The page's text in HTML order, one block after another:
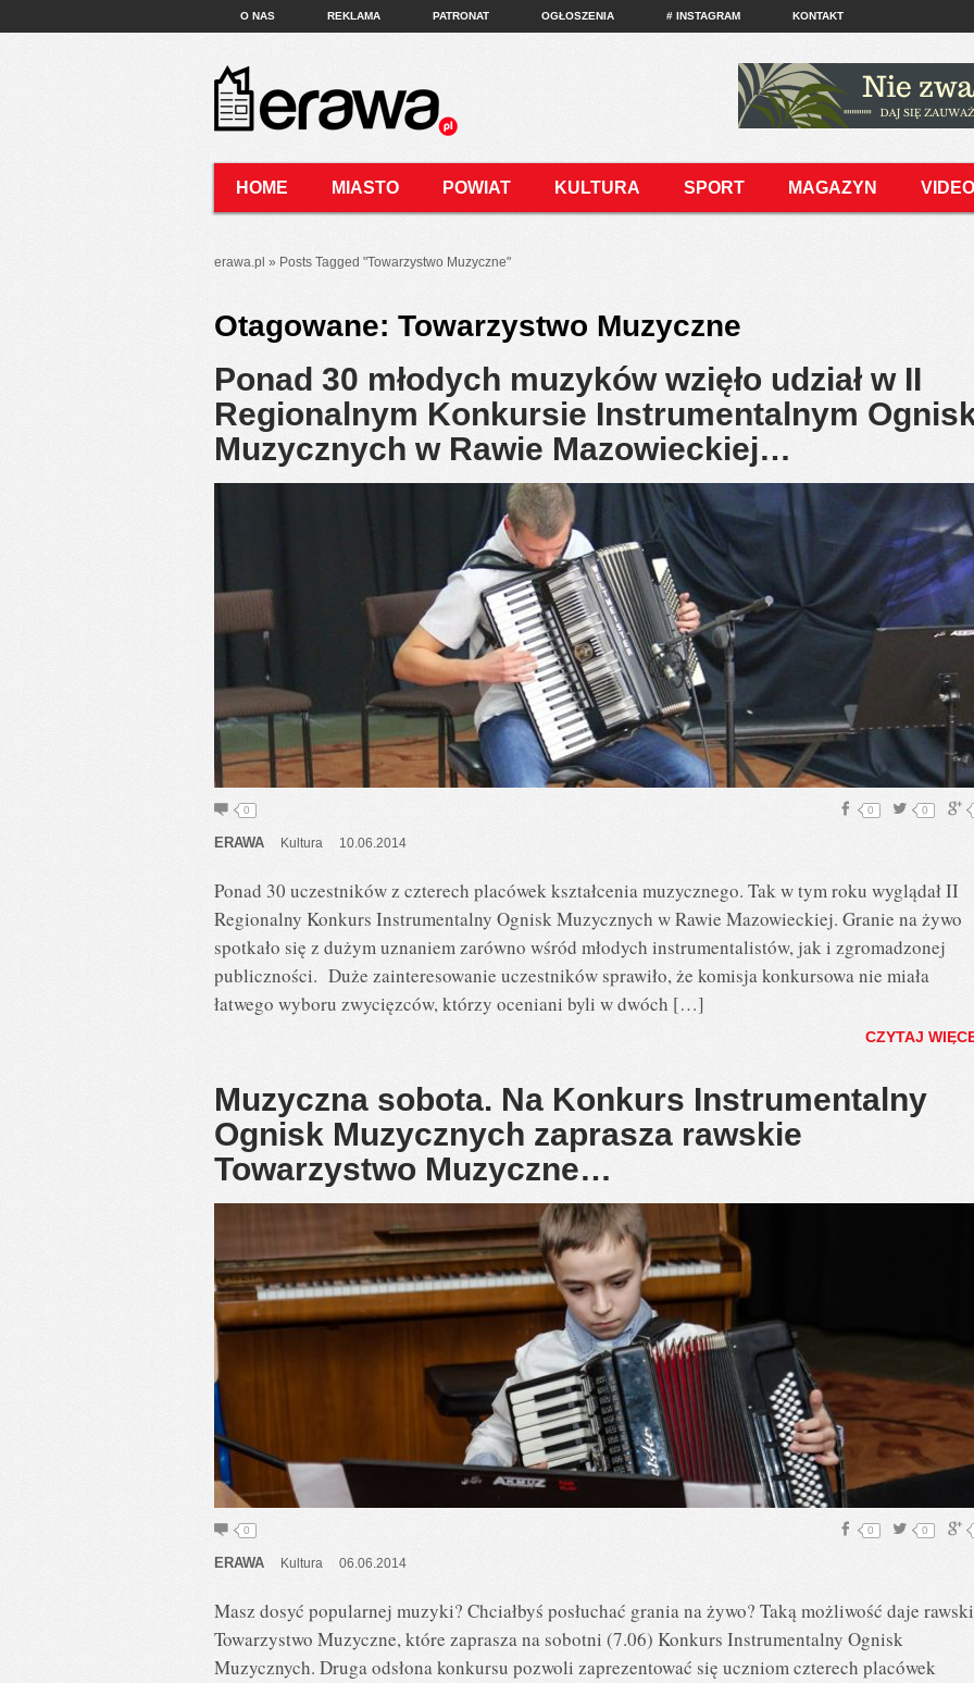
O NAS REKLAMA PATRONAT OGŁOSZENIA # INSTAGRAM KONTAKT
HOME MIASTO POWIAT KULTURA SPORT MAGAZYN VIDEO
erawa.pl » Posts Tagged "Towarzystwo Muzyczne"
Otagowane: Towarzystwo Muzyczne
Ponad 30 młodych muzyków wzięło udział w II
Regionalnym Konkursie Instrumentalnym
Muzycznych w Rawie Mazowieckiej…
0 0
0
ERAWA Kultura 10.06.2014
Ponad 30 uczestników z czterech placówek kształcenia muzycznego. Tak w tym roku wyglądał II
Regionalny Konkurs Instrumentalny Ognisk Muzycznych w Rawie Mazowieckiej. Granie na żywo
spotkało się z dużym uznaniem zarówno wśród młodych instrumentalistów, jak i zgromadzonej
publiczności. Duże zainteresowanie uczestników sprawiło, że komisja konkursowa nie miała
łatwego wyboru zwycięzców, którzy oceniani byli w dwóch […]
CZYTAJ
Muzyczna sobota. Na Konkurs Instrumentalny
Ognisk Muzycznych zaprasza rawskie
Towarzystwo Muzyczne…
0 0
0
ERAWA Kultura 06.06.2014
Masz dosyć popularnej muzyki? Chciałbyś posłuchać grania na żywo? Taką możliwość daje
Towarzystwo Muzyczne, które zaprasza na sobotni (7.06) Konkurs Instrumentalny Ognisk
Muzycznych. Druga odsłona konkursu pozwoli zaprezentować się uczniom czterech placówek